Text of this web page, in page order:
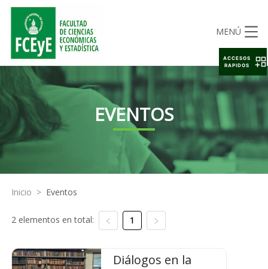
MENÚ
EVENTOS
Inicio > Eventos
2 elementos en total: 1
Diálogos en la
ACCESOS
RAPIDOS